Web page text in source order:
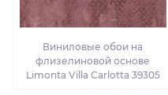
Виниловые обои на
флизелиновой основе
Limonta Villa Carlotta 39305